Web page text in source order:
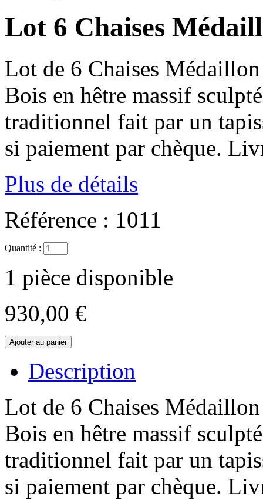
Lot 6 Chaises
Lot de 6 Chaises
Bois en hêtre massif
traditionnel fait par un
si paiement par chèque.
Plus de détails
Référence : 1011
Quantité :
1 pièce disponible
930,00 €
Description
Lot de 6 Chaises
Bois en hêtre massif
traditionnel fait par un
si paiement par chèque.